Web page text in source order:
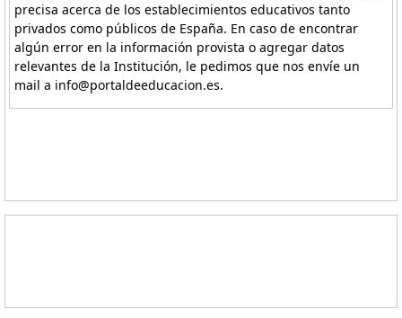
precisa acerca de los establecimientos educativos tanto
privados como públicos de España. En caso de encontrar
algún error en la información provista o agregar datos
relevantes de la Institución, le pedimos que nos envíe un
mail a info@portaldeeducacion.es.